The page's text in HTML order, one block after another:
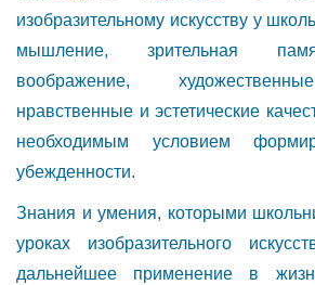
изобразительному искусству у
мышление, зрительная
воображение,
нравственные и эстетические
необходимым условием
убежденности.
Знания и умения, которыми
уроках изобразительного
дальнейшее применение в